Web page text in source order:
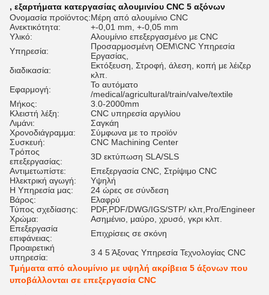
, εξαρτήματα κατεργασίας αλουμινίου CNC 5 αξόνων
Ονομασία προϊόντος:Μέρη από αλουμίνιο CNC
Ανεκτικότητα:
+-0,01 mm, +-0,05 mm
Υλικό:
Αλουμίνιο επεξεργασμένο με CNC
Υπηρεσία:
Προσαρμοσμένη OEM\CNC Υπηρεσία
Εργασίας,
διαδικασία:
Εκτόξευση, Στροφή, άλεση, κοπή με λέιζερ
κλπ.
Εφαρμογή:
Το αυτόματο
/medical/agricultural/train/valve/textile
Μήκος:
3.0-2000mm
Κλειστή λέξη:
CNC υπηρεσία αργιλίου
Λιμάνι:
Σαγκάη
Χρονοδιάγραμμα:
Σύμφωνα με το προϊόν
Συσκευή:
CNC Machining Center
Τρόπος
επεξεργασίας:
3D εκτύπωση SLA/SLS
Αντιμετωπίστε:
Επεξεργασία CNC, Στρίψιμο CNC
Ηλεκτρική αγωγή:
Υψηλή
Η Υπηρεσία μας:
24 ώρες σε σύνδεση
Βάρος:
Ελαφρύ
Τύπος σχεδίασης:
PDF,PDF/DWG/IGS/STP/ κλπ,Pro/Engineer
Χρώμα:
Ασημένιο, μαύρο, χρυσό, γκρι κλπ.
Επεξεργασία
επιφάνειας:
Επιχρίσεις σε σκόνη
Προαιρετική
υπηρεσία:
3 4 5 Άξονας Υπηρεσία Τεχνολογίας CNC
Τμήματα από αλουμίνιο με υψηλή ακρίβεια 5 άξονων που
υποβάλλονται σε επεξεργασία CNC